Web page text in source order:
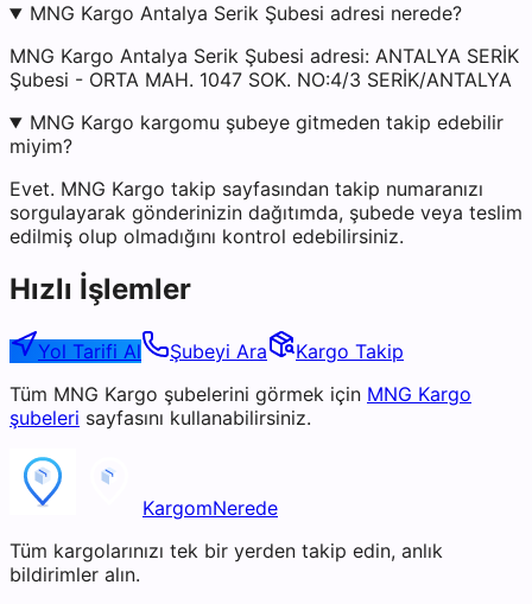
MNG Kargo Antalya Serik Şubesi adresi nerede?
MNG Kargo Antalya Serik Şubesi adresi: ANTALYA SERİK
Şubesi - ORTA MAH. 1047 SOK. NO:4/3 SERİK/ANTALYA
MNG Kargo kargomu şubeye gitmeden takip edebilir
miyim?
Evet. MNG Kargo takip sayfasından takip numaranızı
sorgulayarak gönderinizin dağıtımda, şubede veya teslim
edilmiş olup olmadığını kontrol edebilirsiniz.
Hızlı İşlemler
Yol Tarifi Al Şubeyi Ara
Kargo Takip
Tüm MNG Kargo şubelerini görmek için MNG Kargo
şubeleri sayfasını kullanabilirsiniz.
KargomNerede
Tüm kargolarınızı tek bir yerden takip edin, anlık
bildirimler alın.